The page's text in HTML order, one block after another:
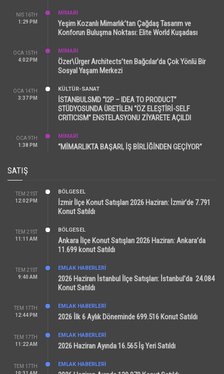
NIS 16TH
1:29 PM
MİMARİ
Yeşim Kozanlı Mimarlık’tan Çağdaş Tasarım ve
Konforun Buluşma Noktası: Elite World Kuşadası
OCA 15TH
4:02 PM
MİMARİ
Özer\Ürger Architects’ten Bağcılar’da Çok Yönlü Bir
Sosyal Yaşam Merkezi
OCA 14TH
3:37 PM
KÜLTÜR-SANAT
İSTANBULSMD “I2P – IDEA TO PRODUCT”
STÜDYOSUNDA ÜRETİLEN “ÖZ ELEŞTİRİ-SELF
CRITICISM” ENSTELASYONU ZİYARETE AÇILDI
OCA 9TH
1:38 PM
MİMARİ
“MİMARLIKTA BAŞARI, İŞ BİRLİĞİNDEN GEÇİYOR”
SATIŞ
TEM 21ST
12:02 PM
BÖLGESEL
İzmir İlçe Konut Satışları 2026 Haziran: İzmir’de 7.791
Konut Satıldı
TEM 21ST
11:11 AM
BÖLGESEL
Ankara İlçe Konut Satışları 2026 Haziran: Ankara’da
11.699 konut Satıldı
TEM 21ST
9:40 AM
EMLAK HABERLERI
2026 Haziran İstanbul İlçe Satışları: İstanbul’da 24.084
Konut Satıldı
TEM 17TH
12:44 PM
EMLAK HABERLERI
2026 İlk 6 Aylık Döneminde 699.516 Konut Satıldı
TEM 17TH
11:22 AM
EMLAK HABERLERI
2026 Haziran Ayında 16.565 İş Yeri Satıldı
TEM 17TH
EMLAK HABERLERI